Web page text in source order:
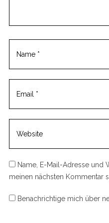
t
Name, E-Mail-Adresse und
meinen nächsten Kommentar
Benachrichtige mich über